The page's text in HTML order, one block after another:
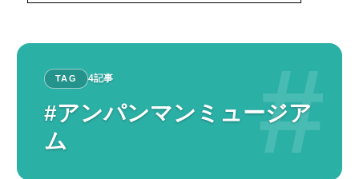
#
TAG 4記事
#アンパンマンミュージア
ム